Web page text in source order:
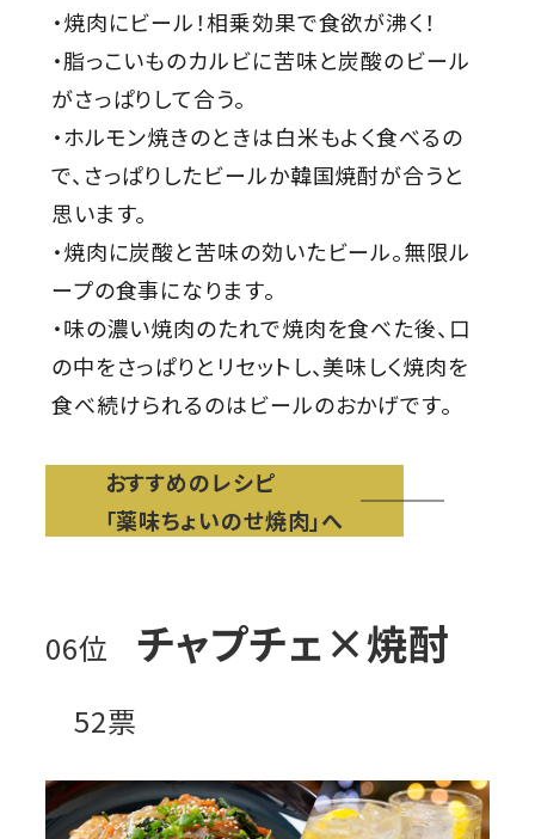
・焼肉にビール！相乗効果で食欲が沸く！
・脂っこいものカルビに苦味と炭酸のビール
がさっぱりして合う。
・ホルモン焼きのときは白米もよく食べるの
で、さっぱりしたビールか韓国焼酎が合うと
思います。
・焼肉に炭酸と苦味の効いたビール。無限ル
ープの食事になります。
・味の濃い焼肉のたれで焼肉を食べた後、口
の中をさっぱりとリセットし、美味しく焼肉を
食べ続けられるのはビールのおかげです。
おすすめのレシピ
「薬味ちょいのせ焼肉」へ
06位 チャプチェ×焼酎
52票